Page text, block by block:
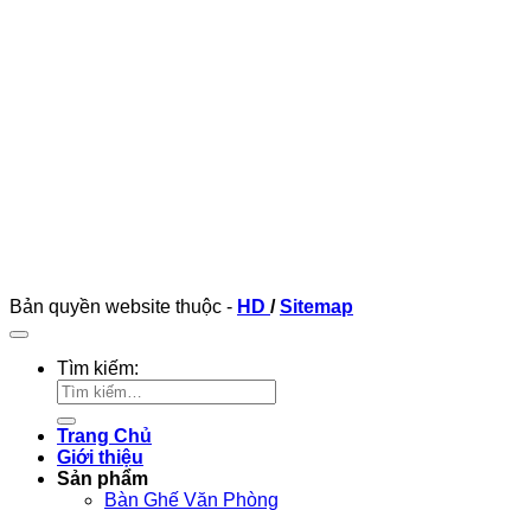
Bản quyền website thuộc - HD /Sitemap
Tìm kiếm:
Trang Chủ
Giới thiệu
Sản phẩm
Bàn Ghế Văn Phòng